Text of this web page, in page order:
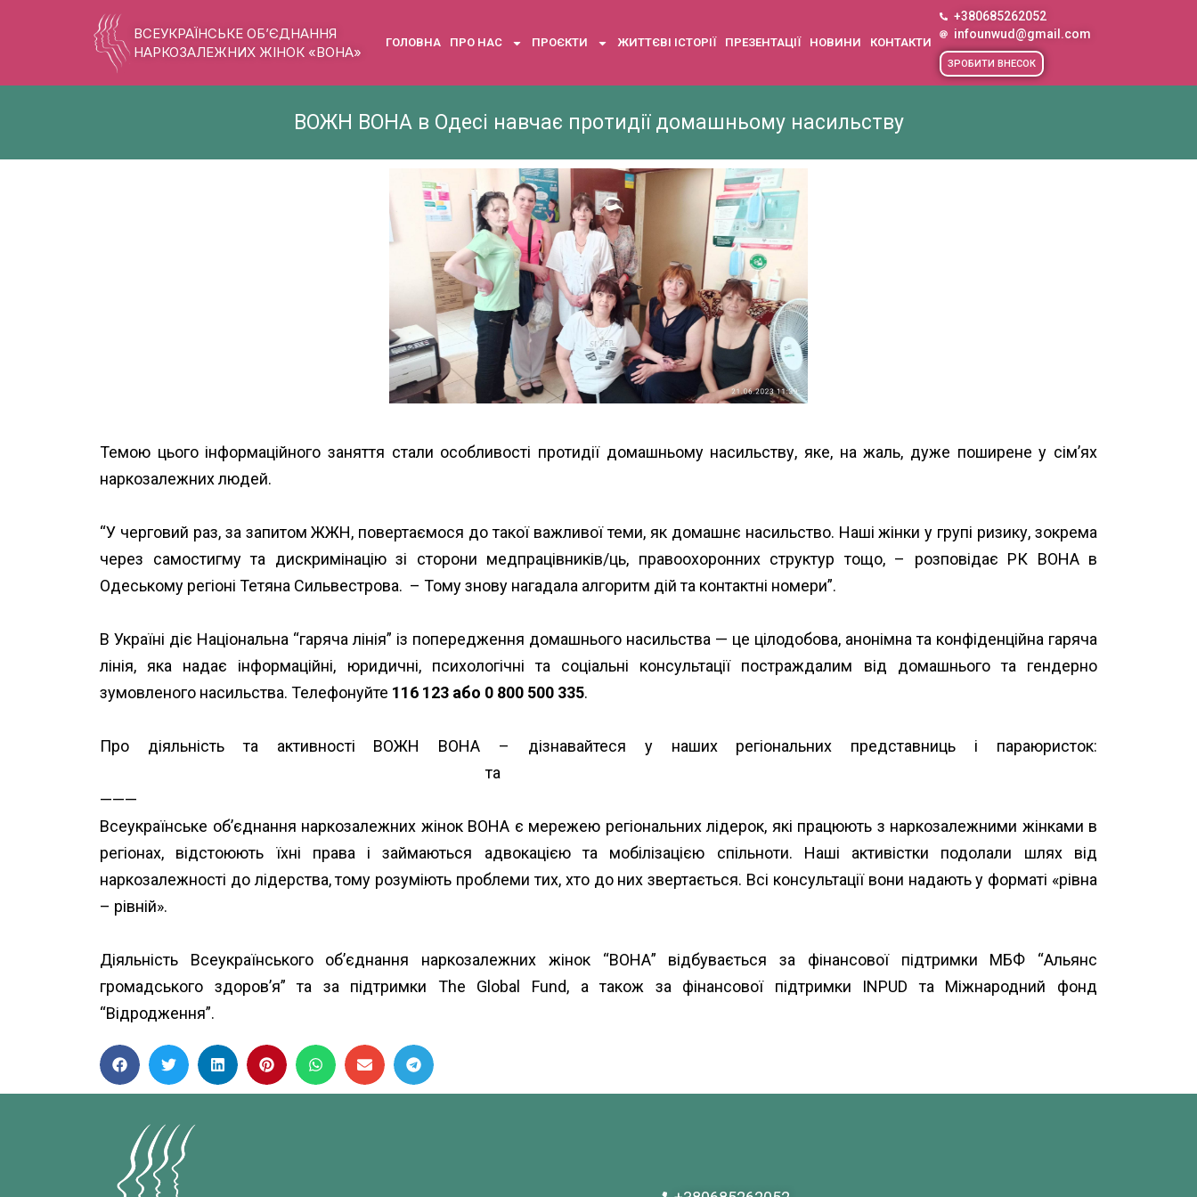
ВСЕУКРАЇНСЬКЕ ОБ’ЄДНАННЯ
НАРКОЗАЛЕЖНИХ ЖІНОК «ВОНА»
ГОЛОВНА ПРО НАС ПРОЄКТИ ЖИТТЄВІ ІСТОРІЇ ПРЕЗЕНТАЦІЇ НОВИНИ КОНТАКТИ
+380685262052
infounwud@gmail.com
ЗРОБИТИ ВНЕСОК
ВОЖН ВОНА в Одесі навчає протидії домашньому насильству
Темою цього інформаційного заняття стали особливості протидії домашньому насильству, яке, на жаль, дуже поширене у сім’ях
наркозалежних людей.
“У черговий раз, за запитом ЖЖН, повертаємося до такої важливої теми, як домашнє насильство. Наші жінки у групі ризику, зокрема
через самостигму та дискримінацію зі сторони медпрацівників/ць, правоохоронних структур тощо, – розповідає РК ВОНА в
Одеському регіоні Тетяна Сильвестрова. – Тому знову нагадала алгоритм дій та контактні номери”.
В Україні діє Національна “гаряча лінія” із попередження домашнього насильства — це цілодобова, анонімна та конфіденційна гаряча
лінія, яка надає інформаційні, юридичні, психологічні та соціальні консультації постраждалим від домашнього та гендерно
зумовленого насильства. Телефонуйте 116 123 або 0 800 500 335.
Про діяльність та активності ВОЖН ВОНА – дізнавайтеся у наших регіональних представниць і параюристок:
та
———
Всеукраїнське об’єднання наркозалежних жінок ВОНА є мережею регіональних лідерок, які працюють з наркозалежними жінками в
регіонах, відстоюють їхні права і займаються адвокацією та мобілізацією спільноти. Наші активістки подолали шлях від
наркозалежності до лідерства, тому розуміють проблеми тих, хто до них звертається. Всі консультації вони надають у форматі «рівна
– рівній».
Діяльність Всеукраїнського об’єднання наркозалежних жінок “ВОНА” відбувається за фінансової підтримки МБФ “Альянс
громадського здоров’я”та за підтримки The Global Fund, а також за фінансової підтримки INPUD та Міжнародний фонд
“Відродження”.